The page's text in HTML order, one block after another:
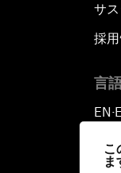
こ
ま
サ
採
言
EN ▪